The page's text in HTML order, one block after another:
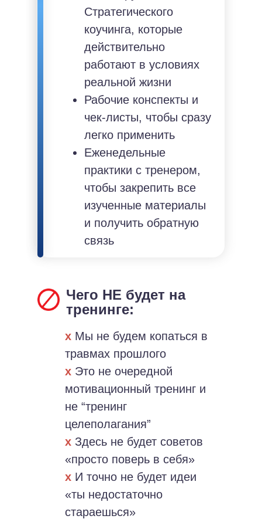
Стратегического
коучинга, которые
действительно
работают в условиях
реальной жизни
Рабочие конспекты и
чек-листы, чтобы сразу
легко применить
Еженедельные
практики с тренером,
чтобы закрепить все
изученные материалы
и получить обратную
связь
х Мы не будем копаться в
травмах прошлого
х Это не очередной
мотивационный тренинг и
не “тренинг
целеполагания”
х Здесь не будет советов
«просто поверь в себя»
х И точно не будет идеи
«ты недостаточно
стараешься»
Чего НЕ будет на
тренинге: